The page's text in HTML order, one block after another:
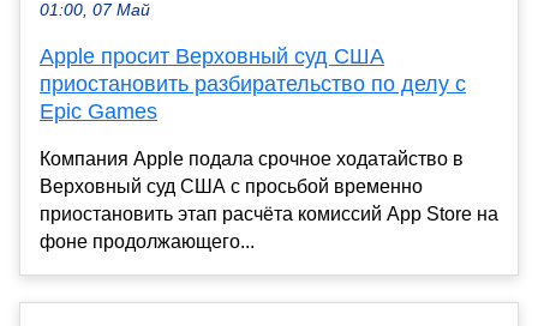
01:00, 07 Май
Apple просит Верховный суд США
приостановить разбирательство по делу с
Epic Games
Компания Apple подала срочное ходатайство в
Верховный суд США с просьбой временно
приостановить этап расчёта комиссий App Store на
фоне продолжающего...